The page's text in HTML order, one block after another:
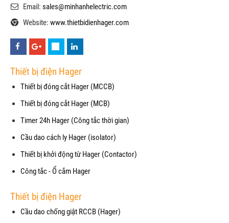
Email: sales@minhanhelectric.com
Website: www.thietbidienhager.com
Thiết bị điện Hager
Thiết bị đóng cắt Hager (MCCB)
Thiết bị đóng cắt Hager (MCB)
Timer 24h Hager (Công tắc thời gian)
Cầu dao cách ly Hager (isolator)
Thiết bị khởi động từ Hager (Contactor)
Công tắc - Ổ cắm Hager
Thiết bị điện Hager
Cầu dao chống giật RCCB (Hager)